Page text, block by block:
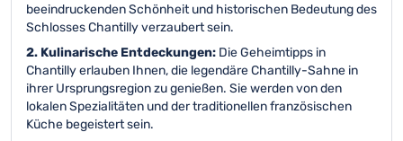
beeindruckenden Schönheit und historischen Bedeutung des
Schlosses Chantilly verzaubert sein.
2. Kulinarische Entdeckungen: Die Geheimtipps in
Chantilly erlauben Ihnen, die legendäre Chantilly-Sahne in
ihrer Ursprungsregion zu genießen. Sie werden von den
lokalen Spezialitäten und der traditionellen französischen
Küche begeistert sein.